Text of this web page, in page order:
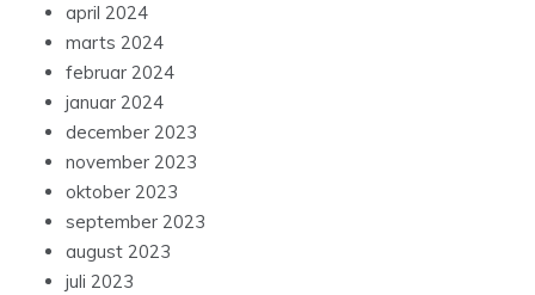
april 2024
marts 2024
februar 2024
januar 2024
december 2023
november 2023
oktober 2023
september 2023
august 2023
juli 2023